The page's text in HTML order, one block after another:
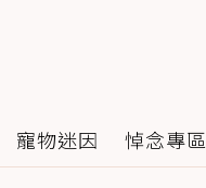
寵物迷因 悼念專區